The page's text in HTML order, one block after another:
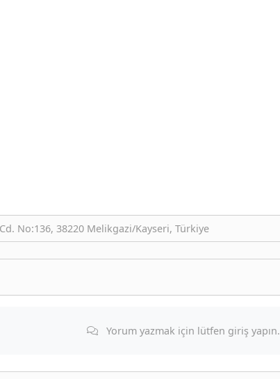
No:136, 38220 Melikgazi/Kayseri, Türkiye
Yorum yazmak için lütfen giriş yapın.